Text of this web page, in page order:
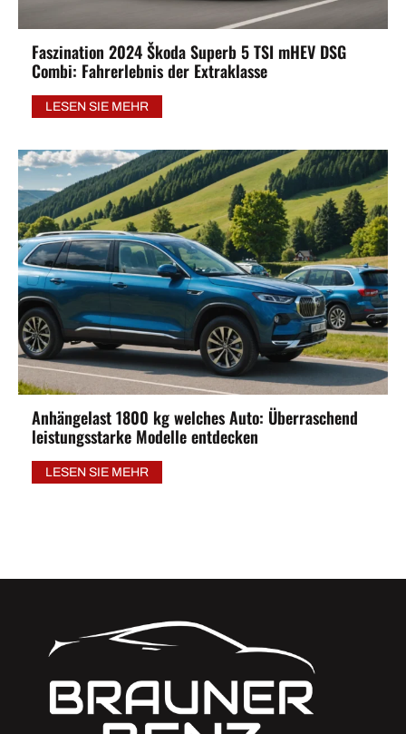
Faszination 2024 Škoda Superb 5 TSI mHEV DSG
Combi: Fahrerlebnis der Extraklasse
LESEN SIE MEHR
Anhängelast 1800 kg welches Auto: Überraschend
leistungsstarke Modelle entdecken
LESEN SIE MEHR